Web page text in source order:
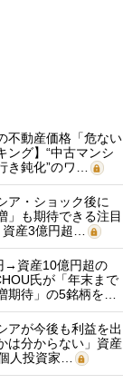
不動産価格「危ない
ング】“中古マンシ
き鈍化”のワ…
ア・ショック後に
」も期待できる注目
産3億円超…
→資産10億円超の
氏が「年末まで
期待」の5銘柄を…
アが今後も利益を出
は分からない」資産
人投資家…